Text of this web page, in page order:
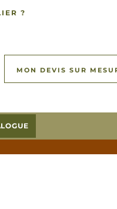
?
MON DEVIS SUR